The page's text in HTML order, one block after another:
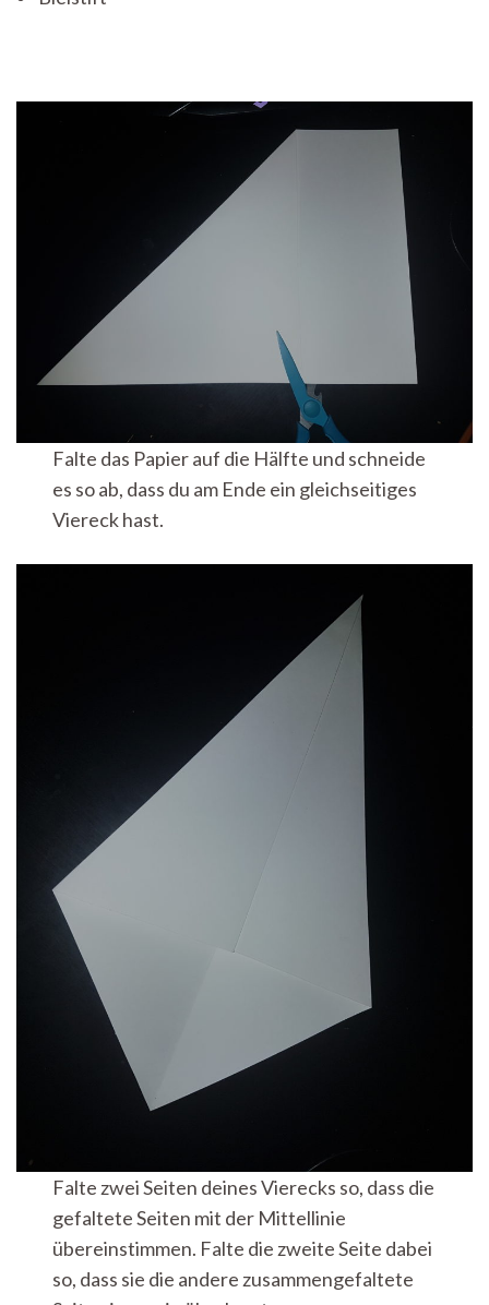
Falte das Papier auf die Hälfte und schneide
es so ab, dass du am Ende ein gleichseitiges
Viereck hast.
Falte zwei Seiten deines Vierecks so, dass die
gefaltete Seiten mit der Mittellinie
übereinstimmen. Falte die zweite Seite dabei
so, dass sie die andere zusammengefaltete